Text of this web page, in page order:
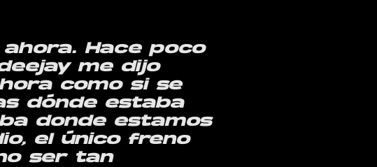
Hace poco
me dijo
como si se
dónde estaba
donde estamos
el único freno
ser tan